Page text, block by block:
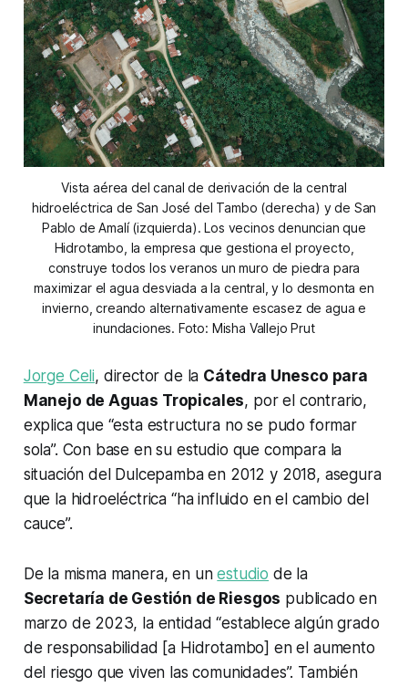
Vista aérea del canal de derivación de la central
hidroeléctrica de San José del Tambo (derecha) y de San
Pablo de Amalí (izquierda). Los vecinos denuncian que
Hidrotambo, la empresa que gestiona el proyecto,
construye todos los veranos un muro de piedra para
maximizar el agua desviada a la central, y lo desmonta en
invierno, creando alternativamente escasez de agua e
inundaciones. Foto: Misha Vallejo Prut
Jorge Celi, director de la Cátedra Unesco para
Manejo de Aguas Tropicales, por el contrario,
explica que “esta estructura no se pudo formar
sola”. Con base en su estudio que compara la
situación del Dulcepamba en 2012 y 2018, asegura
que la hidroeléctrica “ha influido en el cambio del
cauce”.
De la misma manera, en unestudio de la
Secretaría de Gestión de Riesgos publicado en
marzo de 2023, la entidad “establece algún grado
de responsabilidad [a Hidrotambo] en el aumento
del riesgo que viven las comunidades”. También